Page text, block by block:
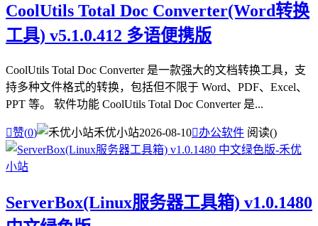
CoolUtils Total Doc Converter(Word转换
工具) v5.1.0.412 多语便携版
CoolUtils Total Doc Converter 是一款强大的文档转换工具，支
持多种文件格式的转换，包括但不限于 Word、PDF、Excel、
PPT 等。 软件功能 CoolUtils Total Doc Converter 是...
赞(0) 禾优小站2026-08-10办公软件 阅读()
ServerBox(Linux服务器工具箱) v1.0.1480